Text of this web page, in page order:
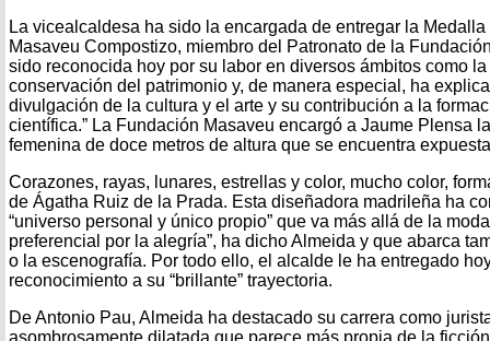
La vicealcaldesa ha sido la encargada de entregar la
Masaveu Compostizo, miembro del Patronato de la
sido reconocida hoy por su labor en diversos ámbitos como
conservación del patrimonio y, de manera especial, ha
divulgación de la cultura y el arte y su contribución a la
científica.” La Fundación Masaveu encargó a Jaume Plensa
femenina de doce metros de altura que se encuentra
Corazones, rayas, lunares, estrellas y color, mucho color,
de Ágatha Ruiz de la Prada. Esta diseñadora madrileña ha
“universo personal y único propio” que va más allá de la
preferencial por la alegría”, ha dicho Almeida y que abarca
o la escenografía. Por todo ello, el alcalde le ha entregado
reconocimiento a su “brillante” trayectoria.
De Antonio Pau, Almeida ha destacado su carrera como
asombrosamente dilatada que parece más propia de la